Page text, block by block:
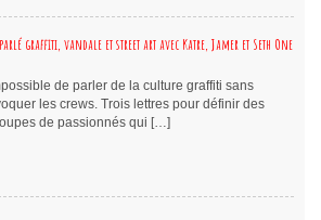
graffiti, vandale et street art avec Katre, Jamer et Seth One
de parler de la culture graffiti sans
les crews. Trois lettres pour définir des
de passionnés qui […]